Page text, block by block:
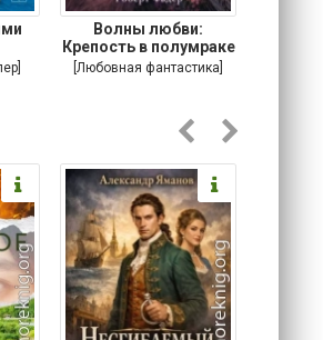
Волны любви:
Крепость в полумраке
[Любовная фантастика]